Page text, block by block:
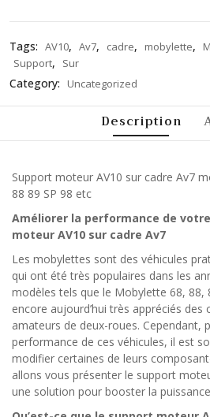
Tags: AV10, Av7, cadre, mobylette,
Support, Sur
Category: Uncategorized
Description
Support moteur AV10 sur cadre Av7
88 89 SP 98 etc
Améliorer la performance de
moteur AV10 sur cadre Av7
Les mobylettes sont des véhicules
qui ont été très populaires dans les
modèles tels que le Mobylette 68, 88,
encore aujourd’hui très appréciés des
amateurs de deux-roues. Cependant,
performance de ces véhicules, il est
modifier certaines de leurs
allons vous présenter le support
une solution pour booster la